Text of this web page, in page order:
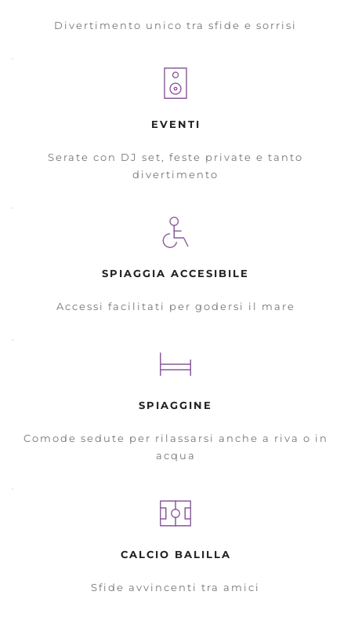
Divertimento unico tra sfide e sorrisi
EVENTI
Serate con DJ set, feste private e tanto
divertimento
SPIAGGIA ACCESIBILE
Accessi facilitati per godersi il mare
SPIAGGINE
Comode sedute per rilassarsi anche a riva o in
acqua
CALCIO BALILLA
Sfide avvincenti tra amici